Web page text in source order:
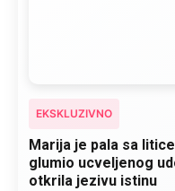
EKSKLUZIVNO
Marija je pala sa
glumio ucveljenog
otkrila jezivu istinu